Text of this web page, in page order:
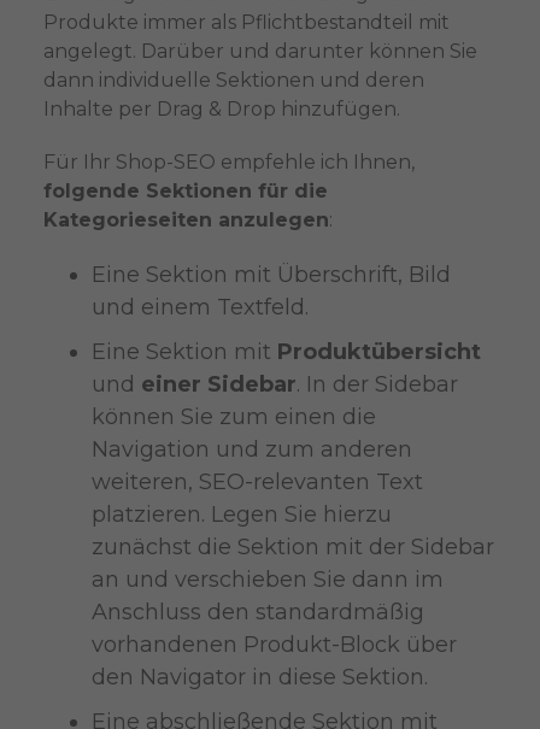
Produkte immer als Pflichtbestandteil mit
angelegt. Darüber und darunter können Sie
dann individuelle Sektionen und deren
Inhalte per Drag & Drop hinzufügen.
Für Ihr Shop-SEO empfehle ich Ihnen,
folgende Sektionen für die
Kategorieseiten anzulegen:
Eine Sektion mit Überschrift, Bild
und einem Textfeld.
Eine Sektion mit Produktübersicht
und einer Sidebar. In der Sidebar
können Sie zum einen die
Navigation und zum anderen
weiteren, SEO-relevanten Text
platzieren. Legen Sie hierzu
zunächst die Sektion mit der Sidebar
an und verschieben Sie dann im
Anschluss den standardmäßig
vorhandenen Produkt-Block über
den Navigator in diese Sektion.
Eine abschließende Sektion mit